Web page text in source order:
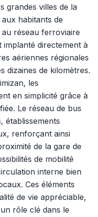
grandes villes de la
habitants de
réseau ferroviaire
directement à
aériennes régionales
dizaines de kilomètres.
les
en simplicité grâce à
Le réseau de bus
établissements
renforçant ainsi
de la gare de
de mobilité
interne bien
Ces éléments
de vie appréciable,
rôle clé dans le